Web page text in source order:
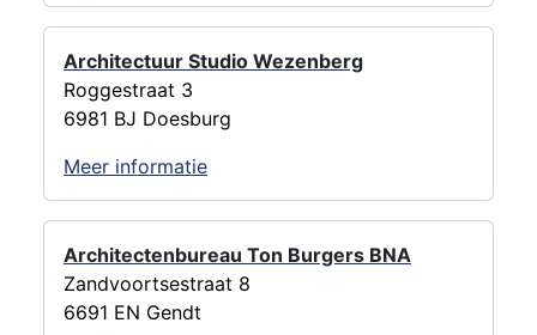
Architectuur Studio Wezenberg
Roggestraat 3
6981 BJ Doesburg
Meer informatie
Architectenbureau Ton Burgers BNA
Zandvoortsestraat 8
6691 EN Gendt